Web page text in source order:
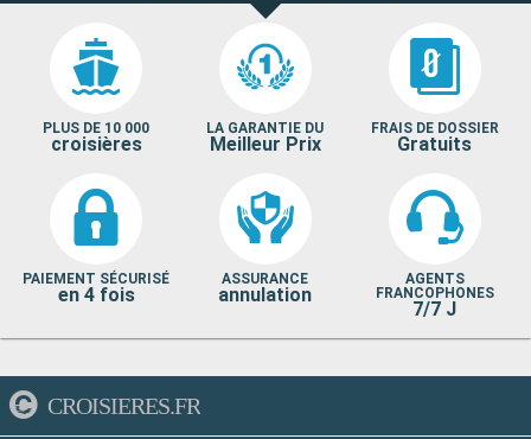
PLUS DE 10 000
croisières
LA GARANTIE DU
Meilleur Prix
FRAIS DE DOSSIER
Gratuits
PAIEMENT SÉCURISÉ
en 4 fois
ASSURANCE
annulation
AGENTS
FRANCOPHONES
7/7 J
CROISIERES.FR